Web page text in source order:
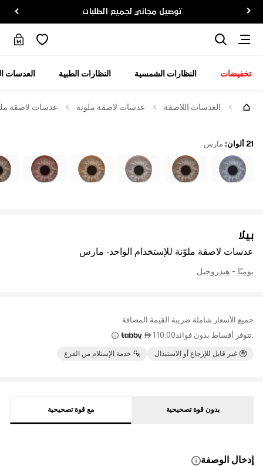
توصيل مجاني لجميع الطلبات
تخفيضات النظارات الشمسية النظارات الطبية العدسات
العدسات اللاصقة عدسات لاصقة ملونة عدسات لاصقة
بيلا
عدسات لاصقة ملوّنة للإستخدام الواحد - مارس
يوميًا - هيدروجيل
جميع الأسعار شاملة ضريبة القيمة المضافة
.تتوفر أقساط بدون فوائد110.00

غير قابل للإرجاع أو الاستبدال خدمة الإستلام من الفرع
21 ألوان : مارس
بدون قوة تصحيحية مع قوة تصحيحية
إدخال الوصفة